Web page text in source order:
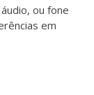
ou fone
em